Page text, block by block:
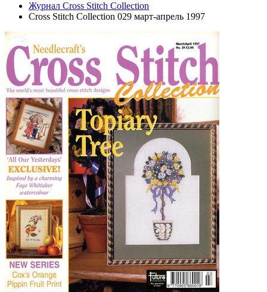
Журнал Cross Stitch Collection
Cross Stitch Collection 029 март-апрель 1997